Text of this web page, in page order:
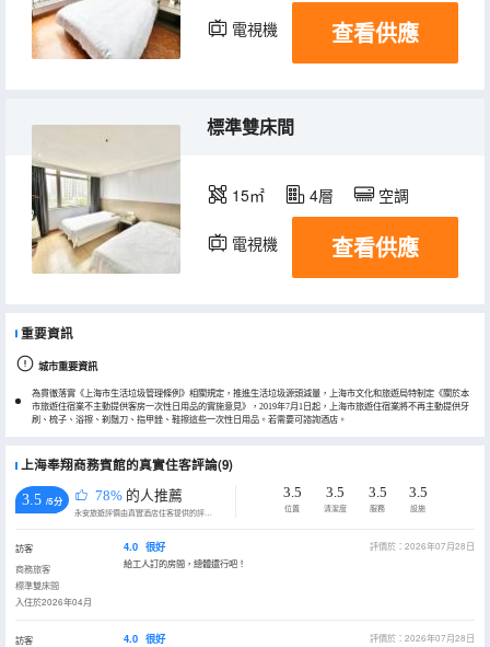
電視機 查看供應
標準雙床間
15㎡ 4層 空調
電視機 查看供應
重要資訊
城市重要資訊
為貫徹落實《上海市生活垃圾管理條例》相關規定，推進生活垃圾源頭減量，上海市文化和旅遊局特制定《關於本
市旅遊住宿業不主動提供客房一次性日用品的實施意見》，2019年7月1日起，上海市旅遊住宿業將不再主動提供牙
刷、梳子、浴擦、剃鬚刀、指甲銼、鞋擦這些一次性日用品。若需要可諮詢酒店。
上海奉翔商務賓館的真實住客評論(9)
3.5 /5分 78% 的人推薦
永安旅遊評價由真實酒店住客提供的評價。
3.5
位置
3.5
清潔度
3.5
服務
3.5
設施
訪客
商務旅客
標準雙床間
入住於2026年04月
4.0 很好
評價於：2026年07月28日
給工人訂的房間，總體還行吧！
訪客
4.0 很好
評價於：2026年07月28日